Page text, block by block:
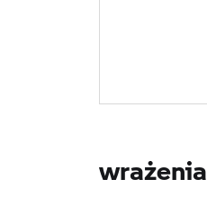
wrażenia